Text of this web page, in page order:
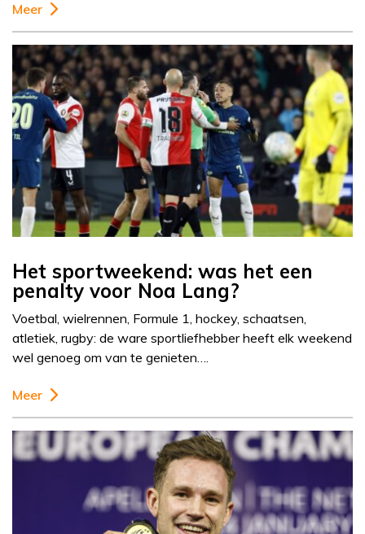
Meer
Het sportweekend: was het een
penalty voor Noa Lang?
Voetbal, wielrennen, Formule 1, hockey, schaatsen,
atletiek, rugby: de ware sportliefhebber heeft elk weekend
wel genoeg om van te genieten….
Meer